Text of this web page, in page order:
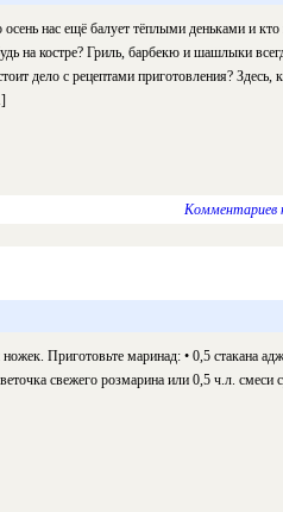
нас ещё балует тёплыми деньками и
на костре? Гриль, барбекю и шашлыки
дело с рецептами приготовления? Здесь,
Комментариев
Приготовьте маринад: • 0,5 стакана
свежего розмарина или 0,5 ч.л.